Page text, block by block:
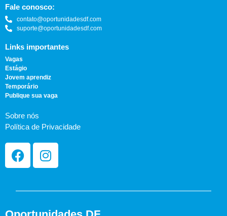
Fale conosco:
contato@oportunidadesdf.com
suporte@oportunidadesdf.com
Links importantes
Vagas
Estágio
Jovem aprendiz
Temporário
Publique sua vaga
Sobre nós
Política de Privacidade